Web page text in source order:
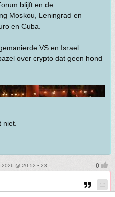
blijft en de
Moskou, Leningrad en
en Cuba.
VS en Israel.
over crypto dat geen hond
@ 20:52 • 23